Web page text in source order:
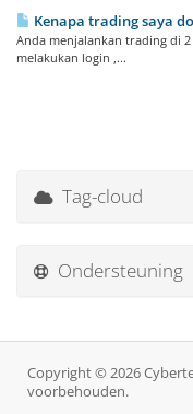
Kenapa trading saya
Anda menjalankan trading di
melakukan login ,...
Tag-cloud
Ondersteuning
Copyright © 2026
voorbehouden.